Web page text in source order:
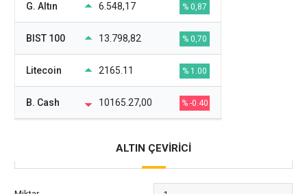
G. Altın 6.548,17 % 0,87
BIST 100 13.798,82 % 0,70
Litecoin 2165.11 % 1.00
B. Cash 10165.27,00 % -0.40
ALTIN ÇEVİRİCİ